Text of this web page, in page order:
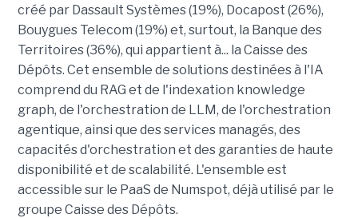
créé par Dassault Systèmes (19%), Docapost (26%),
Bouygues Telecom (19%) et, surtout, la Banque des
Territoires (36%), qui appartient à... la Caisse des
Dépôts. Cet ensemble de solutions destinées à l'IA
comprend du RAG et de l'indexation knowledge
graph, de l'orchestration de LLM, de l'orchestration
agentique, ainsi que des services managés, des
capacités d'orchestration et des garanties de haute
disponibilité et de scalabilité. L'ensemble est
accessible sur le PaaS de Numspot, déjà utilisé par le
groupe Caisse des Dépôts.